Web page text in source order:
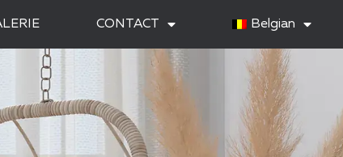
CONTACT Belgian